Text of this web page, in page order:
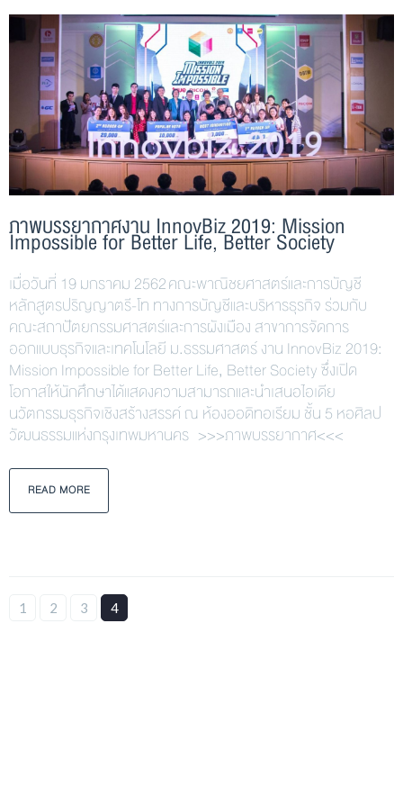
ภาพบรรยากาศงาน InnovBiz 2019: Mission
Impossible for Better Life, Better Society
เมื่อวันที่ 19 มกราคม 2562 คณะพาณิชยศาสตร์และการบัญชี
หลักสูตรปริญญาตรี-โท ทางการบัญชีและบริหารธุรกิจ ร่วมกับ
คณะสถาปัตยกรรมศาสตร์และการผังเมือง สาขาการจัดการ
ออกแบบธุรกิจและเทคโนโลยี ม.ธรรมศาสตร์ งาน InnovBiz 2019:
Mission Impossible for Better Life, Better Society ซึ่งเปิด
โอกาสให้นักศึกษาได้แสดงความสามารถและนำเสนอไอเดีย
นวัตกรรมธุรกิจเชิงสร้างสรรค์ ณ ห้องออดิทอเรียม ชั้น 5 หอศิลป
วัฒนธรรมแห่งกรุงเทพมหานคร >>>ภาพบรรยากาศ<<<
READ MORE
1 2 3 4